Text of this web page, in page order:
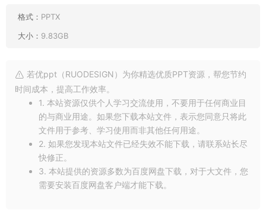
格式： PPTX
大小： 9.83GB
若优ppt（RUODESIGN）为你精选优质PPT资源，帮您节约
时间成本，提高工作效率。
1. 本站资源仅供个人学习交流使用，不要用于任何商业目
的与商业用途。如果您下载本站文件，表示您同意只将此
文件用于参考、学习使用而非其他任何用途。
2. 如果您发现本站文件已经失效不能下载，请联系站长尽
快修正。
3. 本站提供的资源多数为百度网盘下载，对于大文件，您
需要安装百度网盘客户端才能下载。